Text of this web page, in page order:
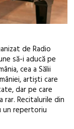
de Radio
să-i aducă pe
cea a Sălii
artiști care
dar pe care
rar. Recitalurile din
un repertoriu